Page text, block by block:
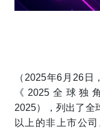
（2025年6月26
《2025全球独
2025），列出了全
以上的非上市公